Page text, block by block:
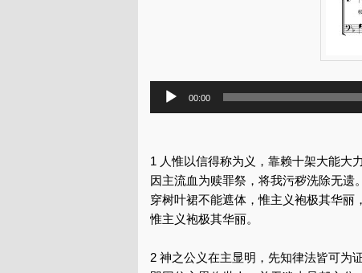
器
00:00
1 人惟以信得称为义，靠赖十架大能大
因主流血为赎罪祭，将我污秽洗除无遗
穿树叶裙不能遮体，惟主义袍极其华丽
惟主义袍极其华丽。
2 神之公义在主显明，先知律法皆可为